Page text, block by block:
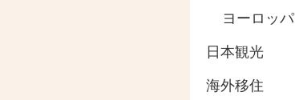
ヨーロッパ
日本観光
海外移住